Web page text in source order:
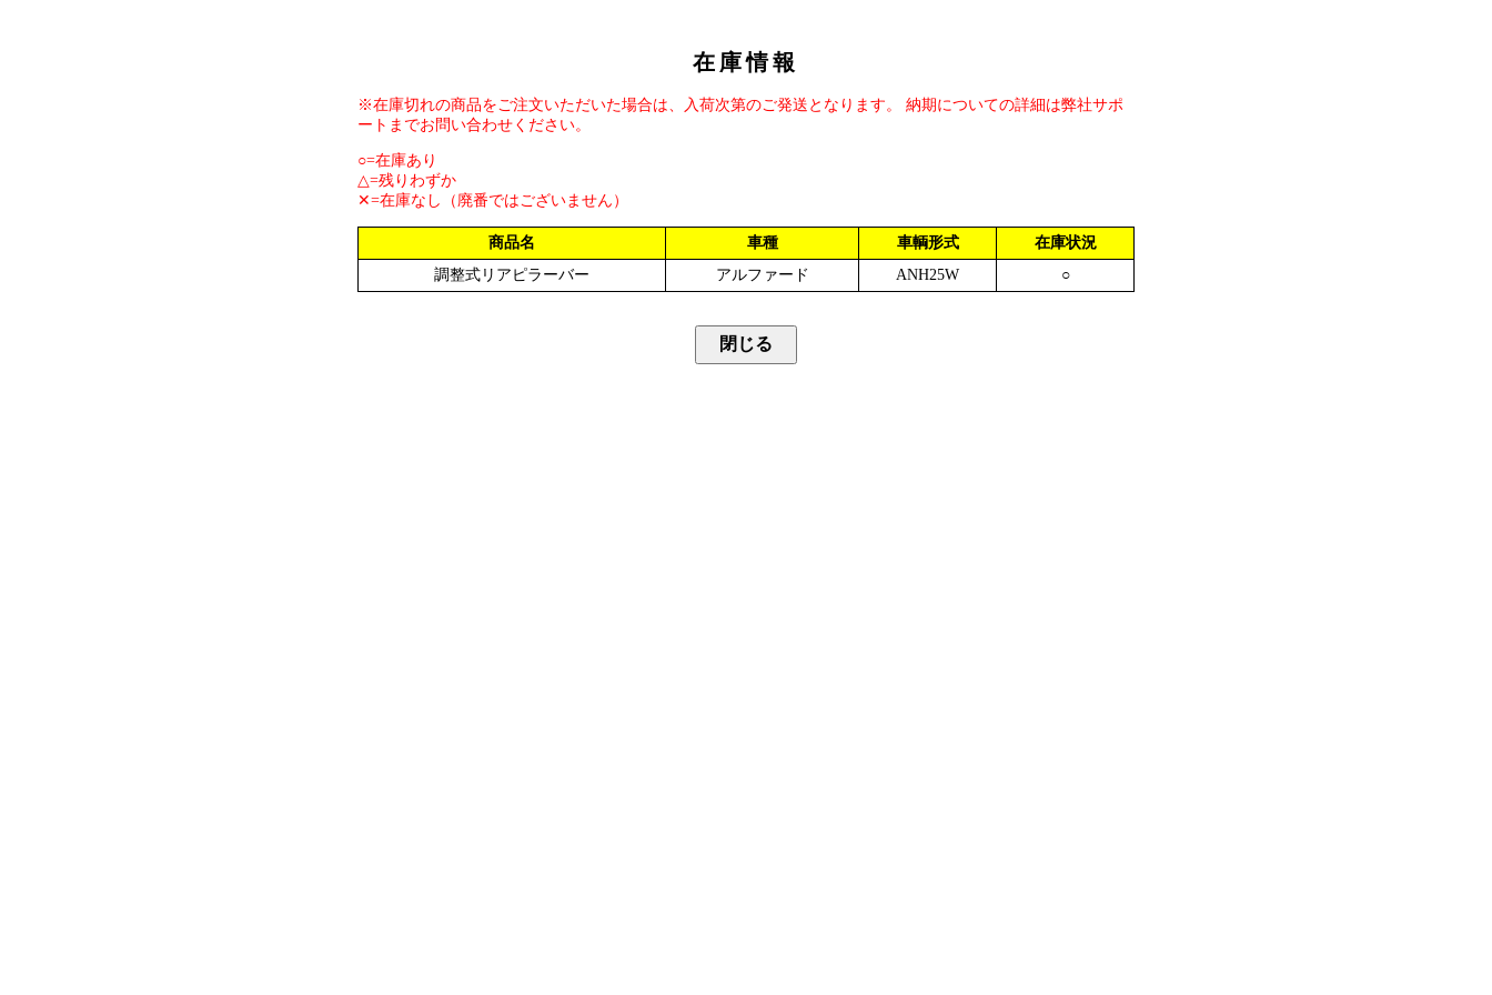
在庫情報
※在庫切れの商品をご注文いただいた場合は、入荷次第のご発送となります。 納期についての詳細は弊社サポ
ートまでお問い合わせください。
○=在庫あり
△=残りわずか
✕=在庫なし（廃番ではございません）
商品名 車種 車輌形式
在庫状況
調整式リアピラーバー
アルファード ANH25W ○